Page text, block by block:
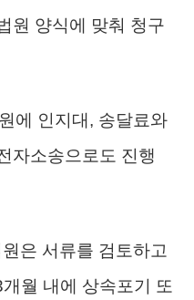
원 양식에 맞춰 청구
에 인지대, 송달료와
자소송으로도 진행
원은 서류를 검토하고
월 내에 상속포기 또